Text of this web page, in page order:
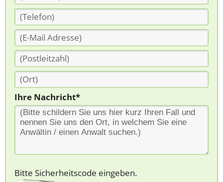
Ihre Nachricht*
Bitte Sicherheitscode eingeben.